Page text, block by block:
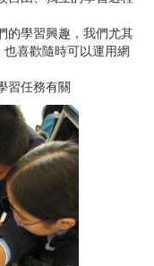
的學習興趣，我們尤其
喜歡隨時可以運用網
習任務有關